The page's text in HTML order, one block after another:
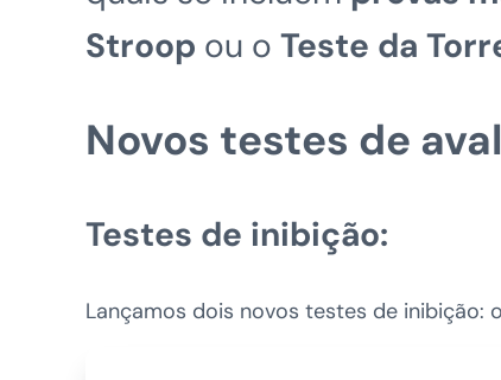
Stroop ou o Teste da
Novos testes de
Testes de inibição:
Lançamos dois novos testes de inibição: